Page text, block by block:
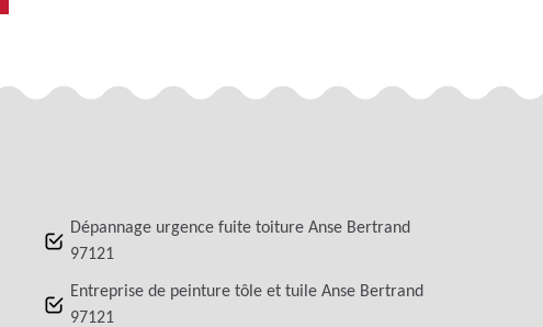
Dépannage urgence fuite toiture Anse Bertrand
97121
Entreprise de peinture tôle et tuile Anse Bertrand
97121